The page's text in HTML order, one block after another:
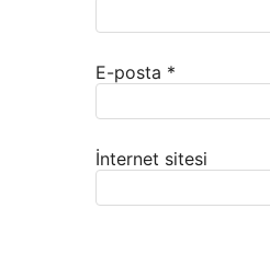
E-posta *
İnternet sitesi